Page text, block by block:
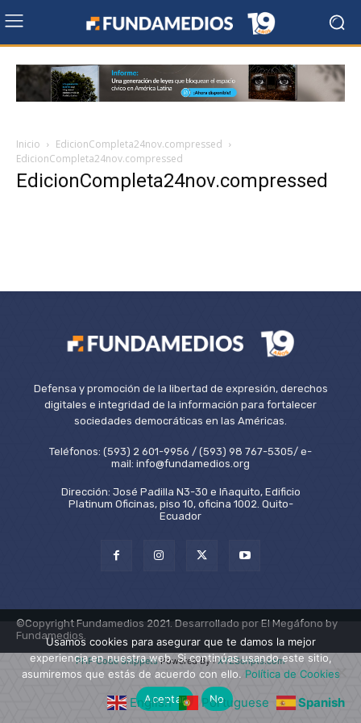
Inicio
EdicionCompleta24nov.compressed
EdicionCompleta24nov.compressed
EdicionCompleta24nov.compressed
Defensa y promoción de la libertad de expresión, derechos
digitales e integridad de la información para fortalecer
sociedades democráticas en las Américas.
Teléfonos: (593) 2 601-9956 / (593) 98 767-5305/ e-
mail: info@fundamedios.org
Dirección: José Padilla N3-30 e Iñaquito, Edificio
Platinum Oficinas, piso 10, oficina 1002. Quito-
Ecuador
©Copyright Fundamedios 2021. Desarrollado por El Megáfono by
Fundamedios.
English Portuguese Spanish
PHP Code SnippetsPowered By :XYZScripts.com
Usamos cookies para asegurar que te damos la mejor
experiencia en nuestra web. Si continúas usando este sitio,
asumiremos que estás de acuerdo con ello. Política de Cookies
Aceptar
No